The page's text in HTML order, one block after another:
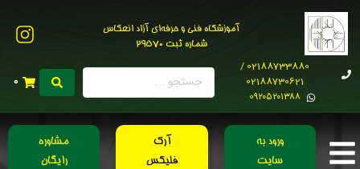
آموزشگاه فنی و حرفه‌ای آزاد انعکاس
شماره ثبت 29570
02188733880 /
02188730621
0۹۲۰۵۲۰۱۳۸۸
0
ورود به
سایت
آرک
فلیکس
مشاوره
رایگان